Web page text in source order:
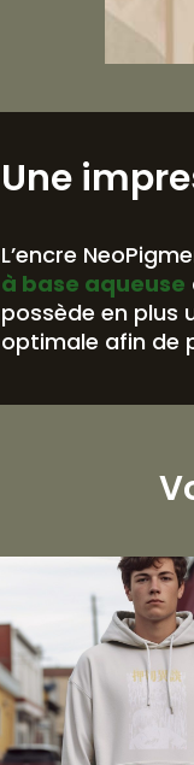
Une
L’encre
à base aqueuse
possède en plus
optimale afin de